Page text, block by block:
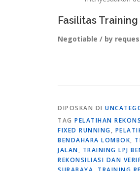
Fasilitas
Negotiable / by
DIPOSKAN DI
TAG PELATIHAN
FIXED RUNNING,
BENDAHARA LOMBOK,
JALAN, TRAINING LPJ
REKONSILIASI DAN